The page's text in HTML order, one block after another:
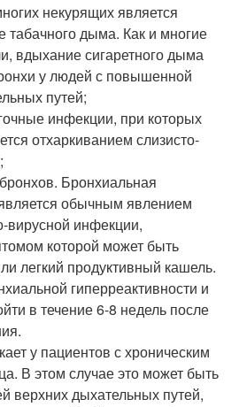
некурящих является
табачного дыма. Как и многие
вдыхание сигаретного дыма
у людей с повышенной
путей;
инфекции, при которых
отхаркиванием слизисто-
Бронхиальная
обычным явлением
вирусной инфекции,
которой может быть
легкий продуктивный кашель.
гиперреактивности и
в течение 6-8 недель после
у пациентов с хроническим
В этом случае это может быть
верхних дыхательных путей,